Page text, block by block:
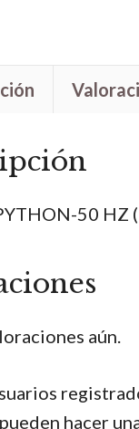
50 HZ
aún.
hacer